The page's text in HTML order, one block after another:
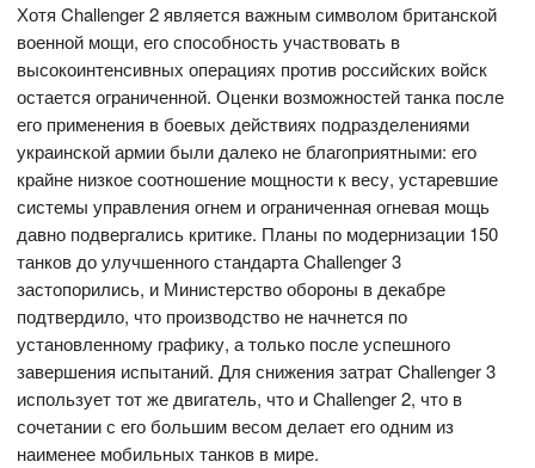
Хотя Challenger 2 является важным символом британской
военной мощи, его способность участвовать в
высокоинтенсивных операциях против российских войск
остается ограниченной. Оценки возможностей танка после
его применения в боевых действиях подразделениями
украинской армии были далеко не благоприятными: его
крайне низкое соотношение мощности к весу, устаревшие
системы управления огнем и ограниченная огневая мощь
давно подвергались критике. Планы по модернизации 150
танков до улучшенного стандарта Challenger 3
застопорились, и Министерство обороны в декабре
подтвердило, что производство не начнется по
установленному графику, а только после успешного
завершения испытаний. Для снижения затрат Challenger 3
использует тот же двигатель, что и Challenger 2, что в
сочетании с его большим весом делает его одним из
наименее мобильных танков в мире.